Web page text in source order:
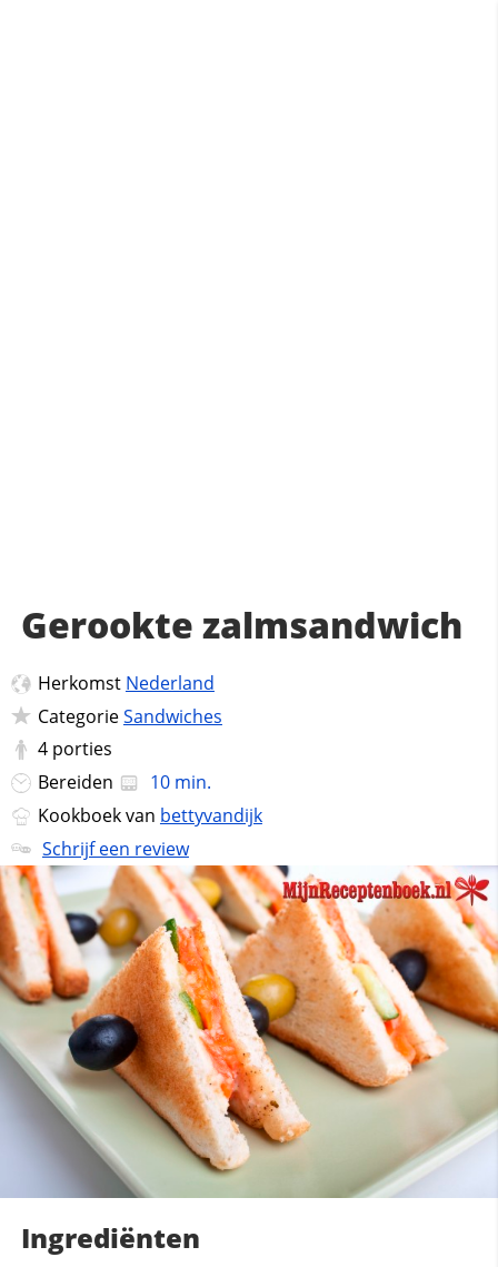
Gerookte zalmsandwich
Herkomst Nederland
CategorieSandwiches
4 porties
Bereiden
10 min.
Kookboek van bettyvandijk
Schrijf een review
Ingrediënten